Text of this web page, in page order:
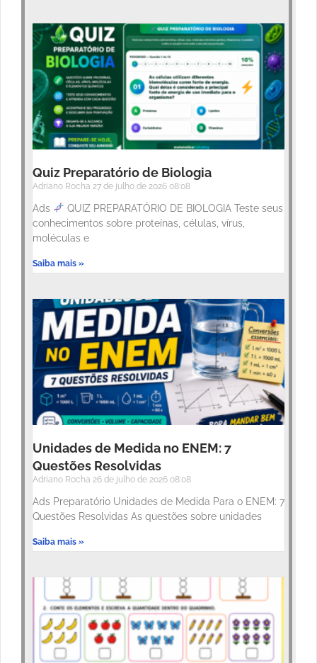
Quiz Preparatório de Biologia
Adriano Rocha 27 de julho de 2026 08:08
Ads
QUIZ PREPARATÓRIO DE BIOLOGIA Teste seus
conhecimentos sobre proteínas, células, vírus,
moléculas e
Saiba mais »
Unidades de Medida no ENEM: 7
Questões Resolvidas
Adriano Rocha 26 de julho de 2026 08:08
Ads Preparatório Unidades de Medida Para o ENEM: 7
Questões Resolvidas As questões sobre unidades
Saiba mais »